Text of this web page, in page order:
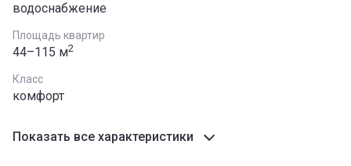
водоснабжение
Площадь квартир
44–115 м2
Класс
комфорт
Показать все характеристики